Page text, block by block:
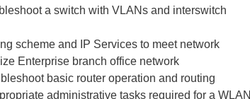
a switch with VLANs and interswitch
scheme and IP Services to meet network
Enterprise branch office network
basic router operation and routing
administrative tasks required for a WLAN